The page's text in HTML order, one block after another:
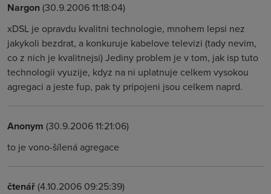
Nargon(30.9.2006 11:18:04)
xDSL je opravdu kvalitni technologie, mnohem lepsi nez
jakykoli bezdrat, a konkuruje kabelove televizi (tady nevim,
co z nich je kvalitnejsi) Jediny problem je v tom, jak isp tuto
technologii vyuzije, kdyz na ni uplatnuje celkem vysokou
agregaci a jeste fup, pak ty pripojeni jsou celkem naprd.
Anonym (30.9.2006 11:21:06)
to je vono-šílená agregace
čtenář(4.10.2006 09:25:39)